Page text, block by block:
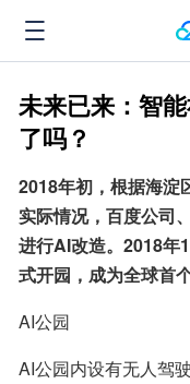
未来已来：智
了吗？
2018年初，根据海淀
实际情况，百度公司
进行AI改造。2018年
式开园，成为全球首
AI公园
AI公园内设有无人驾